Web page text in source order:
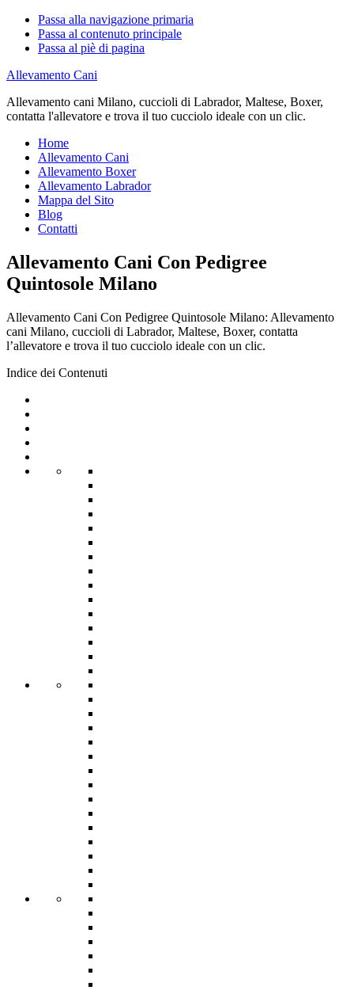
Passa alla navigazione primaria
Passa al contenuto principale
Passa al piè di pagina
Allevamento Cani
Allevamento cani Milano, cuccioli di Labrador, Maltese, Boxer,
contatta l'allevatore e trova il tuo cucciolo ideale con un clic.
Home
Allevamento Cani
Allevamento Boxer
Allevamento Labrador
Mappa del Sito
Blog
Contatti
Allevamento Cani Con Pedigree
Quintosole Milano
Allevamento Cani Con Pedigree Quintosole Milano: Allevamento
cani Milano, cuccioli di Labrador, Maltese, Boxer, contatta
l’allevatore e trova il tuo cucciolo ideale con un clic.
Indice dei Contenuti